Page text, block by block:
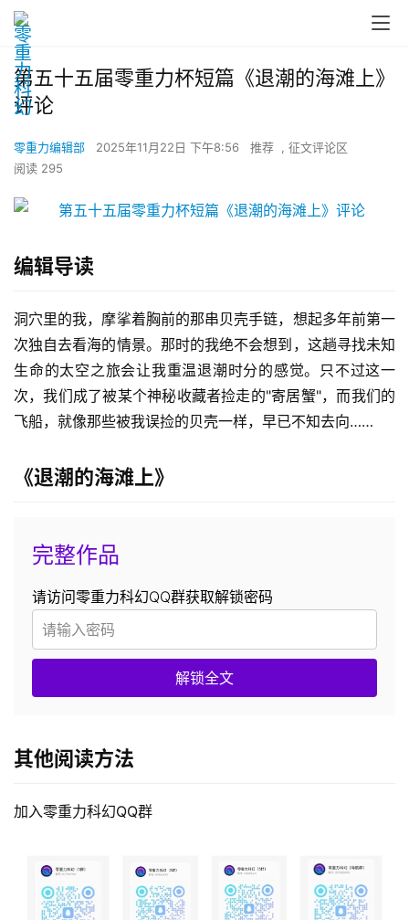
第五十五届零重力杯短篇《退潮的海滩上》
评论
零重力编辑部 2025年11月22日 下午8:56 推荐 , 征文评论区
阅读 295
编辑导读
洞穴里的我，摩挲着胸前的那串贝壳手链，想起多年前第一
次独自去看海的情景。那时的我绝不会想到，这趟寻找未知
生命的太空之旅会让我重温退潮时分的感觉。只不过这一
次，我们成了被某个神秘收藏者捡走的"寄居蟹"，而我们的
飞船，就像那些被我误捡的贝壳一样，早已不知去向……
《退潮的海滩上》
完整作品
请访问零重力科幻QQ群获取解锁密码
解锁全文
其他阅读方法
加入零重力科幻QQ群